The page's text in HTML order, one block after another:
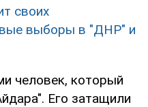
своих
выборы в "ДНР" и
человек, который
Его затащили